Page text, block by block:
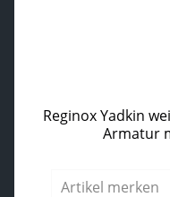
Reginox Yadkin
Armatur
Artikel merken